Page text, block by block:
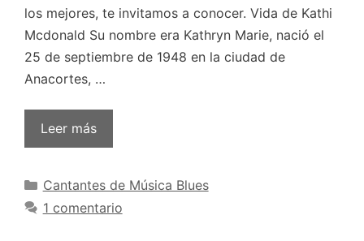
los mejores, te invitamos a conocer. Vida de Kathi
Mcdonald Su nombre era Kathryn Marie, nació el
25 de septiembre de 1948 en la ciudad de
Anacortes, …
Leer más
Categorías
Cantantes de Música Blues
1 comentario